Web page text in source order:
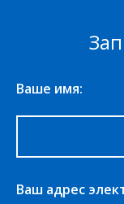
Ваше имя:
Ваш адрес